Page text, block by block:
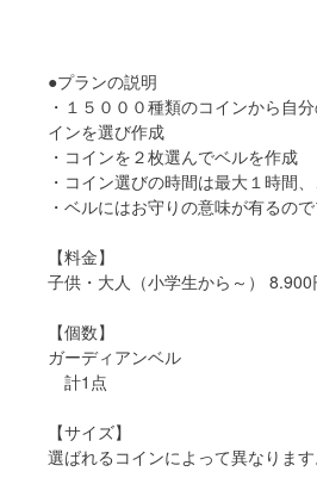
●プランの説明
・１５０００種類のコインから自
インを選び作成
・コインを２枚選んでベルを作成
・コイン選びの時間は最大１時間
・ベルにはお守りの意味が有るの
【料金】
子供・大人（小学生から～） 8.900
【個数】
ガーディアンベル
計1点
【サイズ】
選ばれるコインによって異なります